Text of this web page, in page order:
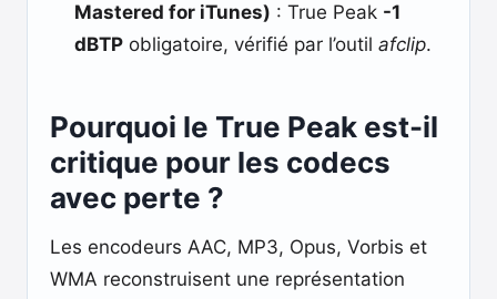
Mastered for iTunes) : True Peak -1
dBTP obligatoire, vérifié par l’outil afclip.
Pourquoi le True Peak est-il
critique pour les codecs
avec perte ?
Les encodeurs AAC, MP3, Opus, Vorbis et
WMA reconstruisent une représentation